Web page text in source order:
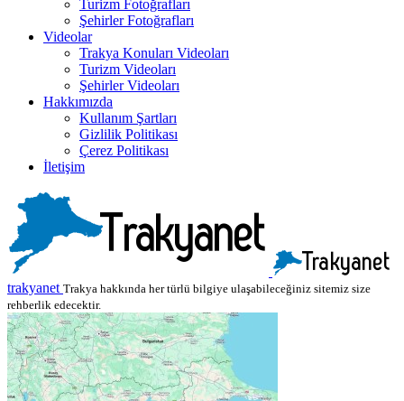
Turizm Fotoğrafları
Şehirler Fotoğrafları
Videolar
Trakya Konuları Videoları
Turizm Videoları
Şehirler Videoları
Hakkımızda
Kullanım Şartları
Gizlilik Politikası
Çerez Politikası
İletişim
trakyanet Trakya hakkında her türlü bilgiye ulaşabileceğiniz sitemiz size
rehberlik edecektir.